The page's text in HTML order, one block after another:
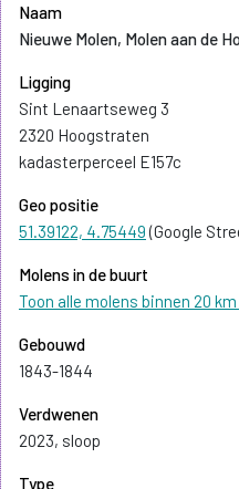
Naam
Nieuwe Molen, Molen aan de
Ligging
Sint Lenaartseweg 3
2320 Hoogstraten
kadasterperceel E157c
Geo positie
51.39122, 4.75449(Google
Molens in de buurt
Toon alle molens binnen 20
Gebouwd
1843-1844
Verdwenen
2023, sloop
Type